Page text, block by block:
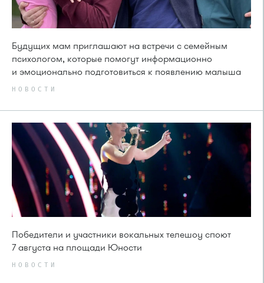
Будущих мам приглашают на встречи с семейным
психологом, которые помогут информационно
и эмоционально подготовиться к появлению малыша
НОВОСТИ
Победители и участники вокальных телешоу споют
7 августа на площади Юности
НОВОСТИ